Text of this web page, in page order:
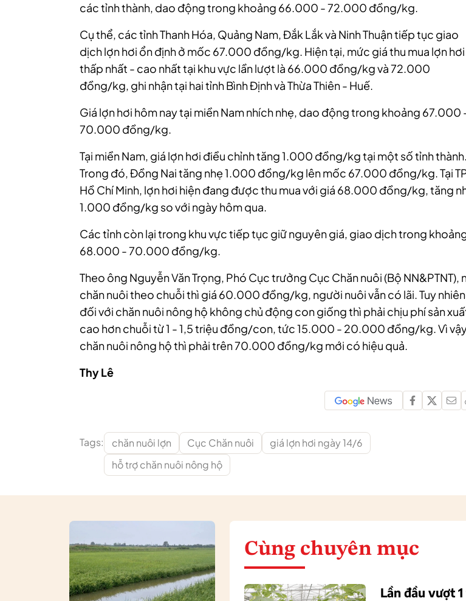
các tỉnh thành, dao động trong khoảng 66.000 - 72.000 đồng/kg.
Cụ thể, các tỉnh Thanh Hóa, Quảng Nam, Đắk Lắk và Ninh Thuận tiếp tục giao
dịch lợn hơi ổn định ở mốc 67.000 đồng/kg. Hiện tại, mức giá thu mua lợn hơi
thấp nhất - cao nhất tại khu vực lần lượt là 66.000 đồng/kg và 72.000
đồng/kg, ghi nhận tại hai tỉnh Bình Định và Thừa Thiên - Huế.
Giá lợn hơi hôm nay tại miền Nam nhích nhẹ, dao động trong khoảng 67.000
70.000 đồng/kg.
Tại miền Nam, giá lợn hơi điều chỉnh tăng 1.000 đồng/kg tại một số tỉnh thành.
Trong đó, Đồng Nai tăng nhẹ 1.000 đồng/kg lên mốc 67.000 đồng/kg. Tại
Hồ Chí Minh, lợn hơi hiện đang được thu mua với giá 68.000 đồng/kg, tăng
1.000 đồng/kg so với ngày hôm qua.
Các tỉnh còn lại trong khu vực tiếp tục giữ nguyên giá, giao dịch trong
68.000 - 70.000 đồng/kg.
Theo ông Nguyễn Văn Trọng, Phó Cục trưởng Cục Chăn nuôi (Bộ NN&PTNT),
chăn nuôi theo chuỗi thì giá 60.000 đồng/kg, người nuôi vẫn có lãi. Tuy
đối với chăn nuôi nông hộ không chủ động con giống thì phải chịu phí sản
cao hơn chuỗi từ 1 - 1,5 triệu đồng/con, tức 15.000 - 20.000 đồng/kg. Vì
chăn nuôi nông hộ thì phải trên 70.000 đồng/kg mới có hiệu quả.
Thy Lê
Tags: chăn nuôi lợn Cục Chăn nuôi
giá lợn hơi ngày 14/6
hỗ trợ chăn nuôi nông hộ
Cùng chuyên mục
Lần đầu vượt